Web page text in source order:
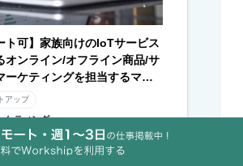
ト可】家族向けのIoTサービス
オンライン/オフライン商品/サ
ーケティングを担当するマー
募集
アップ
ケティング
円 〜
ちらでも可